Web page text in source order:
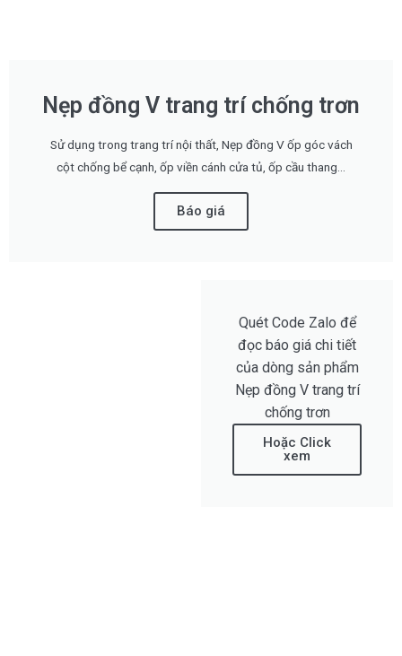
Nẹp đồng V trang trí chống trơn
Sử dụng trong trang trí nội thất, Nẹp đồng V ốp góc vách
cột chống bể cạnh, ốp viền cánh cửa tủ, ốp cầu thang...
Báo giá
Quét Code Zalo để
đọc báo giá chi tiết
của dòng sản phẩm
Nẹp đồng V trang trí
chống trơn
Hoặc Click
xem